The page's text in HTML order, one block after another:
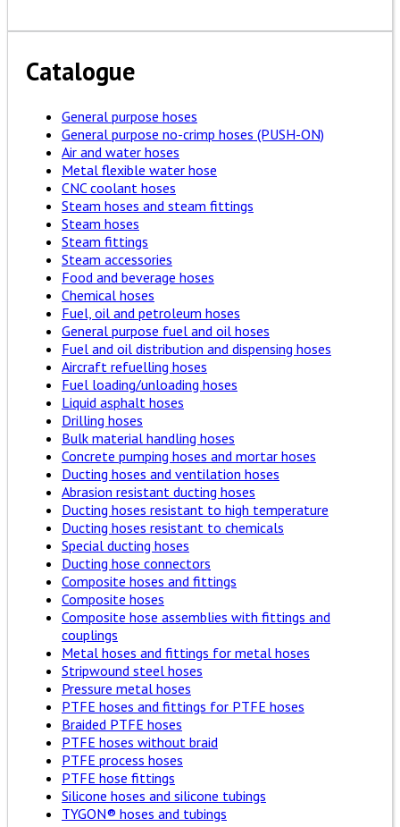
Catalogue
General purpose hoses
General purpose no-crimp hoses (PUSH-ON)
Air and water hoses
Metal flexible water hose
CNC coolant hoses
Steam hoses and steam fittings
Steam hoses
Steam fittings
Steam accessories
Food and beverage hoses
Chemical hoses
Fuel, oil and petroleum hoses
General purpose fuel and oil hoses
Fuel and oil distribution and dispensing hoses
Aircraft refuelling hoses
Fuel loading/unloading hoses
Liquid asphalt hoses
Drilling hoses
Bulk material handling hoses
Concrete pumping hoses and mortar hoses
Ducting hoses and ventilation hoses
Abrasion resistant ducting hoses
Ducting hoses resistant to high temperature
Ducting hoses resistant to chemicals
Special ducting hoses
Ducting hose connectors
Composite hoses and fittings
Composite hoses
Composite hose assemblies with fittings and
couplings
Metal hoses and fittings for metal hoses
Stripwound steel hoses
Pressure metal hoses
PTFE hoses and fittings for PTFE hoses
Braided PTFE hoses
PTFE hoses without braid
PTFE process hoses
PTFE hose fittings
Silicone hoses and silicone tubings
TYGON® hoses and tubings